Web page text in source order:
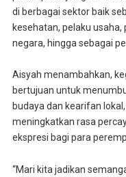
di berbagai sektor baik
kesehatan, pelaku
negara, hingga sebagai
Aisyah menambahkan,
bertujuan untuk
budaya dan kearifan
meningkatkan rasa
ekspresi bagi para
“Mari kita jadikan